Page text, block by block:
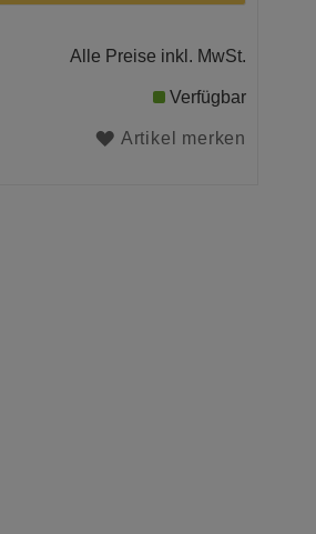
Alle Preise inkl. MwSt.
Verfügbar
Artikel merken